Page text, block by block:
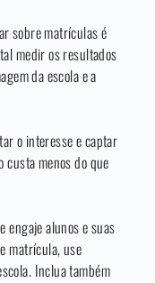
sobre matrículas é
medir os resultados
da escola e a
o interesse e captar
custa menos do que
engaje alunos e suas
matrícula, use
Inclua também